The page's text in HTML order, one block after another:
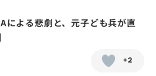
による悲劇と、元子ども兵が直
+2